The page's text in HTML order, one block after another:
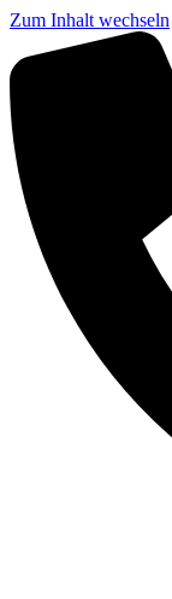
Zum Inhalt wechseln